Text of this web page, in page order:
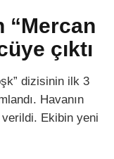
“Mercan
çıktı
dizisinin ilk 3
Havanın
Ekibin yeni